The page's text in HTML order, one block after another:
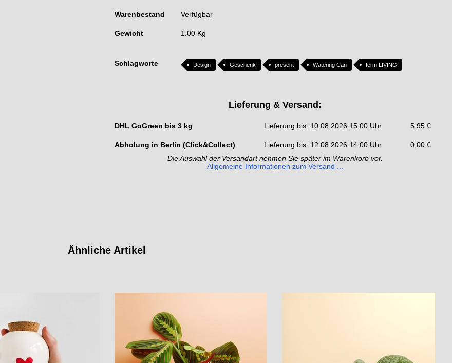
Warenbestand Verfügbar
Gewicht 1.00 Kg
Schlagworte Design Geschenk present Watering Can ferm LIVING
Lieferung & Versand:
DHL GoGreen bis 3 kg Lieferung bis: 10.08.2026 15:00 Uhr 5,95 €
Abholung in Berlin (Click&Collect) Lieferung bis: 12.08.2026 14:00 Uhr
0,00 €
Die Auswahl der Versandart nehmen Sie später im Warenkorb vor.
Allgemeine Informationen zum Versand ...
Ähnliche Artikel